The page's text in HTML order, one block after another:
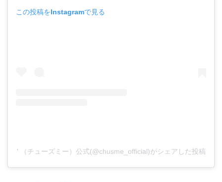
この投稿をInstagramで見る
' （チューズミー）公式(@chusme_official)がシェアした投稿